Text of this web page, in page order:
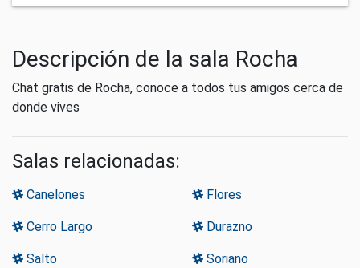
Descripción de la sala Rocha
Chat gratis de Rocha, conoce a todos tus amigos cerca de
donde vives
Salas relacionadas:
Canelones Flores
Cerro Largo Durazno
Salto Soriano